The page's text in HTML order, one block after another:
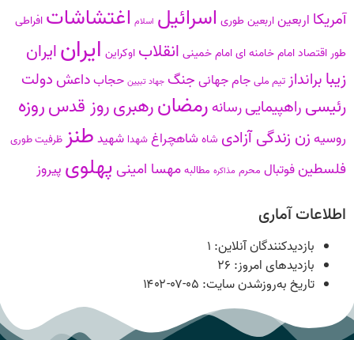
آمریکا اربعیناربعین طوری اسرائیل اسلام اغتشاشات افراطی
طوراقتصادامام خامنه ایامام خمینی انقلاب اوکراین ایرانایران
زیبا برانداز تیم ملیجام جهانی جنگ جهاد تبیین حجابداعشدولت
رئیسی راهپیماییرسانهرمضانرهبریروز قدسروزه
روسیهزن زندگی آزادی شاهشاهچراغشهدا شهید طنز ظرفیت طوری
فلسطینفوتبال محرم مذاکره مطالبهمهسا امینیپهلوی پیروز
اطلاعات آماری
بازدیدکنندگان آنلاین: ۱
بازدیدهای امروز: ۲۶
تاریخ به‌روزشدن سایت: ۱۴۰۲-۰۷-۰۵